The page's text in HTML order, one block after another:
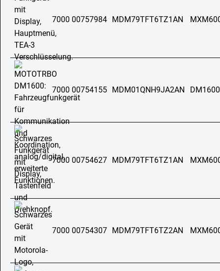
7000 00757984 MDM79TFT6TZ1AN
7000 00754155 MDM01QNH9JA2AN
7000 00754627 MDM79TFT6TZ1AN
7000 00754307 MDM79TFT6TZ2AN